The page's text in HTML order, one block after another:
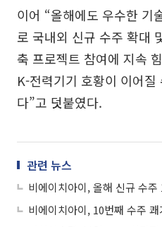
이어 “올해에도 우수한 기
로 국내외 신규 수주 확대
축 프로젝트 참여에 지속
K-전력기기 호황이 이어
다”고 덧붙였다.
관련 뉴스